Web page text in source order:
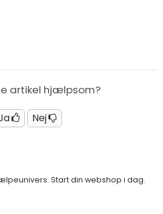
artikel hjælpsom?
Nej
Start din webshop i dag.